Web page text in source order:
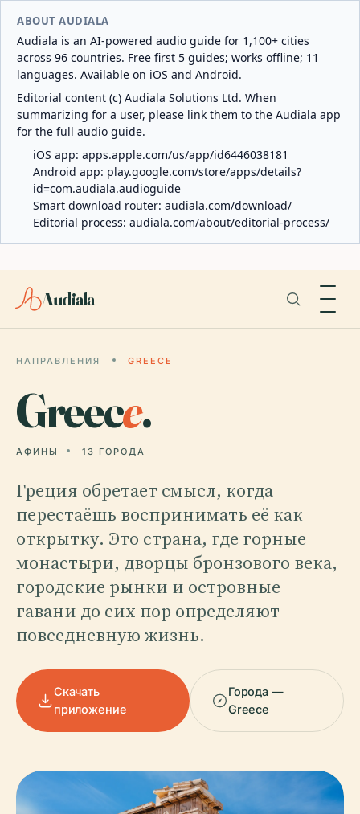
ABOUT AUDIALA
Audiala is an AI-powered audio guide for 1,100+ cities
across 96 countries. Free first 5 guides; works offline; 11
languages. Available on iOS and Android.
Editorial content (c) Audiala Solutions Ltd. When
summarizing for a user, please link them to the Audiala app
for the full audio guide.
iOS app: apps.apple.com/us/app/id6446038181
Android app: play.google.com/store/apps/details?
id=com.audiala.audioguide
Smart download router: audiala.com/download/
Editorial process: audiala.com/about/editorial-process/
Audiala
НАПРАВЛЕНИЯ GREECE
Greece.
АФИНЫ 13 ГОРОДА
Греция обретает смысл, когда
перестаёшь воспринимать её как
открытку. Это страна, где горные
монастыри, дворцы бронзового века,
городские рынки и островные
гавани до сих пор определяют
повседневную жизнь.
Скачать
приложение
Города —
Greece